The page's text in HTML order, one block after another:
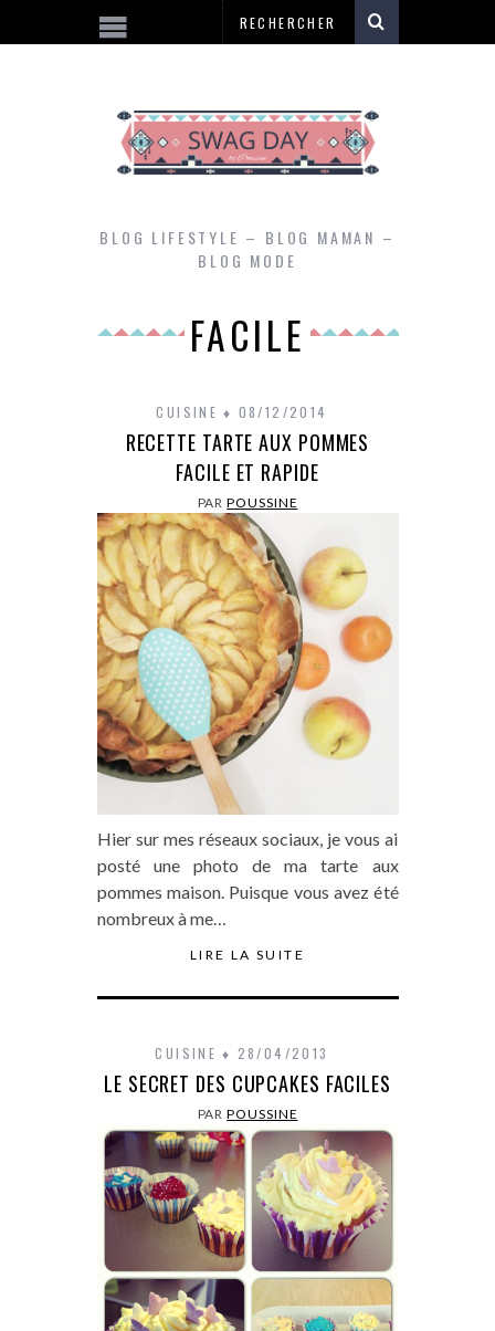
BLOG LIFESTYLE – BLOG MAMAN –
BLOG MODE
FACILE
CUISINE 08/12/2014
RECETTE TARTE AUX POMMES
FACILE ET RAPIDE
PARPOUSSINE
Hier sur mes réseaux sociaux, je vous ai
posté une photo de ma tarte aux
pommes maison. Puisque vous avez été
nombreux à me…
LIRE LA SUITE
CUISINE 28/04/2013
LE SECRET DES CUPCAKES FACILES
PARPOUSSINE